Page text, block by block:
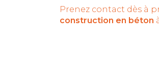
Prenez contact dès à
construction en béton